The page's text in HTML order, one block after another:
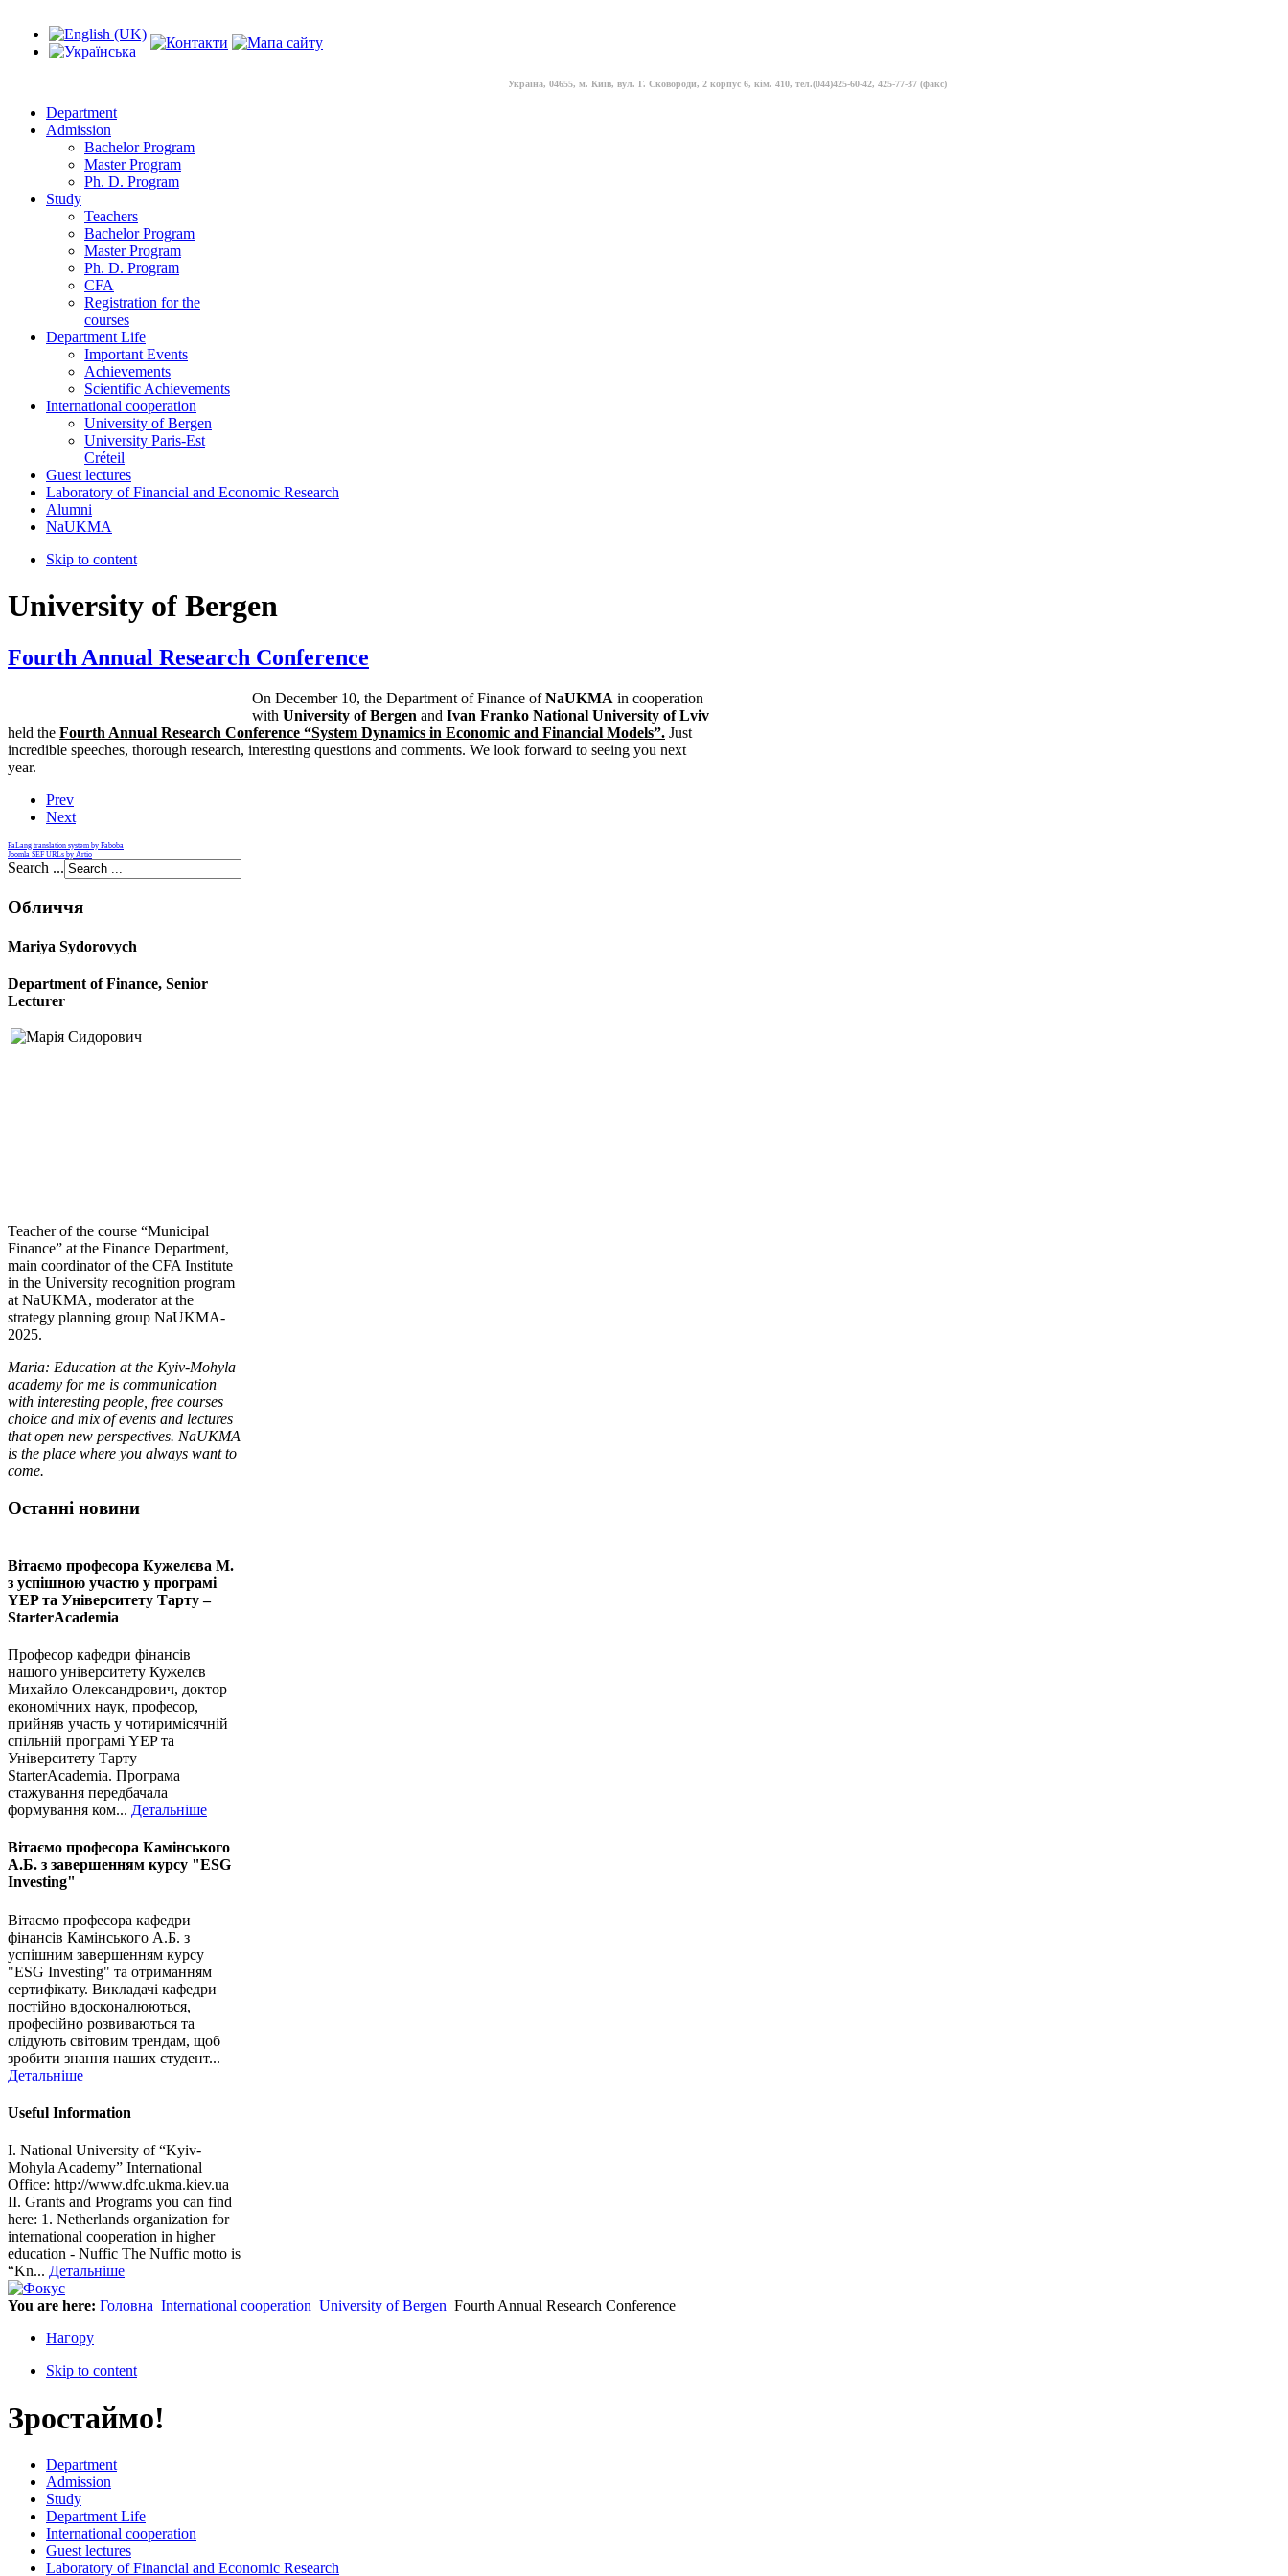
Україна, 04655, м. Київ, вул. Г. Сковороди, 2 корпус 6, кім. 410, тел.(044)425-60-42, 425-77-37 (факс)
Department
Admission
Bachelor Program
Master Program
Ph. D. Program
Study
Teachers
Bachelor Program
Master Program
Ph. D. Program
CFA
Registration for the
courses
Department Life
Important Events
Achievements
Scientific Achievements
International cooperation
University of Bergen
University Paris-Est
Créteil
Guest lectures
Laboratory of Financial and Economic Research
Alumni
NaUKMA
Skip to content
University of Bergen
Fourth Annual Research Conference
On December 10, the Department of Finance ofNaUKMA in cooperation
withUniversity of Bergen andIvan Franko National University of Lviv
held the Fourth Annual Research Conference “System Dynamics in Economic and Financial Models”. Just
incredible speeches, thorough research, interesting questions and comments. We look forward to seeing you next
year.
Prev
Next
FaLang translation system by Faboba
Joomla SEF URLs by Artio
Search ...
Обличчя
Mariya Sydorovych
Department of Finance, Senior
Lecturer
Teacher of the course “Municipal
Finance” at the Finance Department,
main coordinator of the CFA Institute
in the University recognition program
at NaUKMA, moderator at the
strategy planning group NaUKMA-
2025.
Maria: Education at the Kyiv-Mohyla
academy for me is communication
with interesting people, free courses
choice and mix of events and lectures
that open new perspectives. NaUKMA
is the place where you always want to
come.
Останні новини
Вітаємо професора Кужелєва М.
з успішною участю у програмі
YEP та Університету Тарту –
StarterAcademia
Професор кафедри фінансів
нашого університету Кужелєв
Михайло Олександрович, доктор
економічних наук, професор,
прийняв участь у чотиримісячній
спільній програмі YEP та
Університету Тарту –
StarterAcademia. Програма
стажування передбачала
формування ком... Детальніше
Вітаємо професора Камінського
А.Б. з завершенням курсу "ESG
Investing"
Вітаємо професора кафедри
фінансів Камінського А.Б. з
успішним завершенням курсу
"ESG Investing" та отриманням
сертифікату. Викладачі кафедри
постійно вдосконалюються,
професійно розвиваються та
слідують світовим трендам, щоб
зробити знання наших студент...
Детальніше
Useful Information
I. National University of “Kyiv-
Mohyla Academy” International
Office: http://www.dfc.ukma.kiev.ua
ІІ. Grants and Programs you can find
here: 1. Netherlands organization for
international cooperation in higher
education - Nuffic The Nuffic motto is
“Kn... Детальніше
You are here: Головна International cooperation University of Bergen Fourth Annual Research Conference
Нагору
Skip to content
Зростаймо!
Department
Admission
Study
Department Life
International cooperation
Guest lectures
Laboratory of Financial and Economic Research